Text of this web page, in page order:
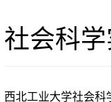
社会科
西北工业大学社会科